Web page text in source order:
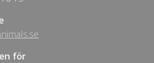
för